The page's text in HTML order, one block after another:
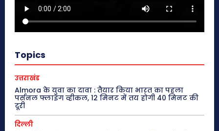
Topics
उत्तराखंड
Almora के युवा का दावा : तैयार किया भारत का पहला
पर्सनल फ्लाइंग व्हीकल, 12 मिनट में तय होगी 40 मिनट की
दूरी
दिल्ली